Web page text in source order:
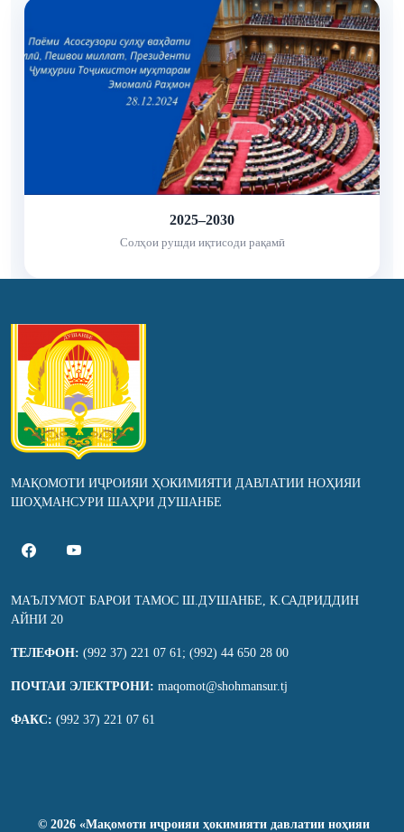
2025–2030
Солҳои рушди иқтисоди рақамӣ
МАҚОМОТИ ИҶРОИЯИ ҲОКИМИЯТИ ДАВЛАТИИ НОҲИЯИ
ШОҲМАНСУРИ ШАҲРИ ДУШАНБЕ
МАЪЛУМОТ БАРОИ ТАМОС Ш.ДУШАНБЕ, К.САДРИДДИН
АЙНИ 20
ТЕЛЕФОН: (992 37) 221 07 61; (992) 44 650 28 00
ПОЧТАИ ЭЛЕКТРОНИ: maqomot@shohmansur.tj
ФАКС: (992 37) 221 07 61
© 2026 «Мақомоти иҷроияи ҳокимияти давлатии ноҳияи